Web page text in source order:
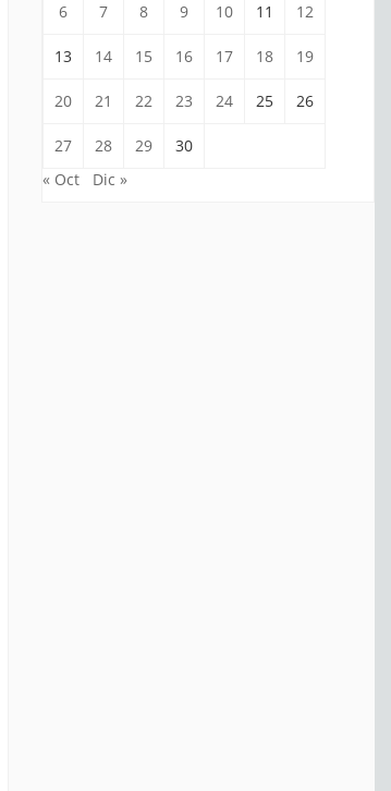
6 7 8 9 10 11 12
13 14 15 16 17 18 19
20 21 22 23 24 25 26
27 28 29
30
« Oct
Dic »